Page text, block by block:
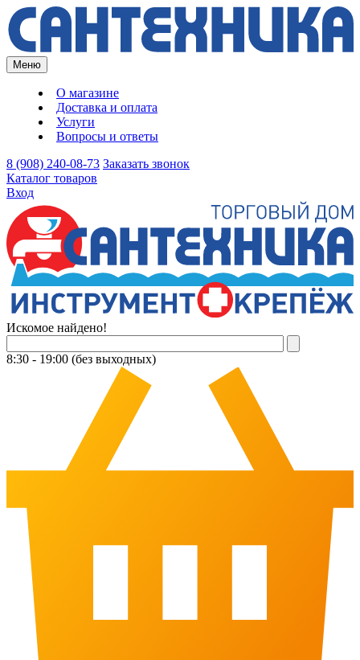
Меню
О магазине
Доставка и оплата
Услуги
Вопросы и ответы
8 (908) 240-08-73 Заказать звонок
Каталог товаров
Вход
Искомое найдено!
8:30 - 19:00 (без выходных)